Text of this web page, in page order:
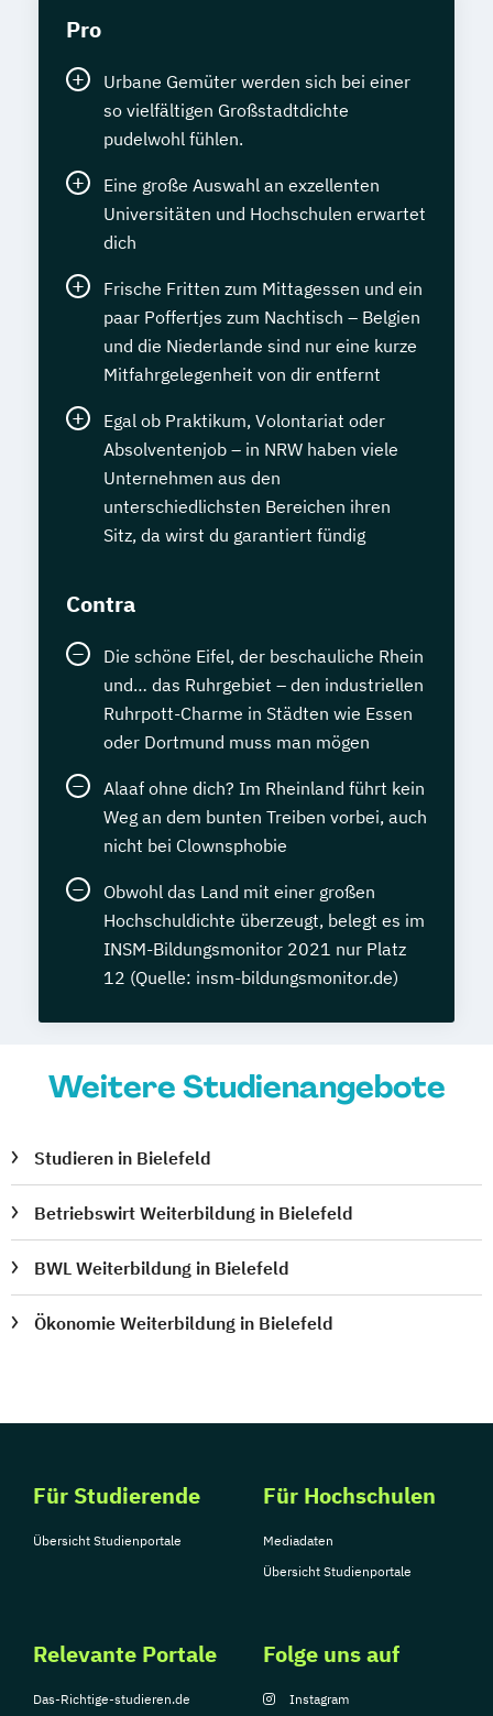
Pro
Urbane Gemüter werden sich bei einer
so vielfältigen Großstadtdichte
pudelwohl fühlen.
Eine große Auswahl an exzellenten
Universitäten und Hochschulen erwartet
dich
Frische Fritten zum Mittagessen und ein
paar Poffertjes zum Nachtisch – Belgien
und die Niederlande sind nur eine kurze
Mitfahrgelegenheit von dir entfernt
Egal ob Praktikum, Volontariat oder
Absolventenjob – in NRW haben viele
Unternehmen aus den
unterschiedlichsten Bereichen ihren
Sitz, da wirst du garantiert fündig
Contra
Die schöne Eifel, der beschauliche Rhein
und… das Ruhrgebiet – den industriellen
Ruhrpott-Charme in Städten wie Essen
oder Dortmund muss man mögen
Alaaf ohne dich? Im Rheinland führt kein
Weg an dem bunten Treiben vorbei, auch
nicht bei Clownsphobie
Obwohl das Land mit einer großen
Hochschuldichte überzeugt, belegt es im
INSM-Bildungsmonitor 2021 nur Platz
12 (Quelle: insm-bildungsmonitor.de)
Weitere Studienangebote
Studieren in Bielefeld
Betriebswirt Weiterbildung in Bielefeld
BWL Weiterbildung in Bielefeld
Ökonomie Weiterbildung in Bielefeld
Für Studierende
Übersicht Studienportale
Für Hochschulen
Mediadaten
Übersicht Studienportale
Relevante Portale
Das-Richtige-studieren.de
Folge uns auf
Instagram